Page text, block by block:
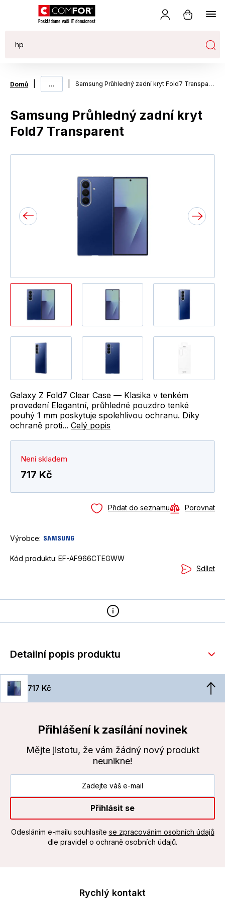
Domů ... Samsung Průhledný zadní kryt Fold7 Transparent
Samsung Průhledný zadní kryt
Fold7 Transparent
Galaxy Z Fold7 Clear Case — Klasika v tenkém
provedení Elegantní, průhledné pouzdro tenké
pouhý 1 mm poskytuje spolehlivou ochranu. Díky
ochraně proti... Celý popis
Není skladem
717 Kč
Přidat do seznamu Porovnat
Výrobce:
Kód produktu: EF-AF966CTEGWW
Sdílet
Detailní popis produktu
717 Kč
Přihlášení k zasílání novinek
Mějte jistotu, že vám žádný nový produkt
neunikne!
Přihlásit se
Odesláním e-mailu souhlasíte se zpracováním osobních údajů
dle pravidel o ochraně osobních údajů.
Rychlý kontakt